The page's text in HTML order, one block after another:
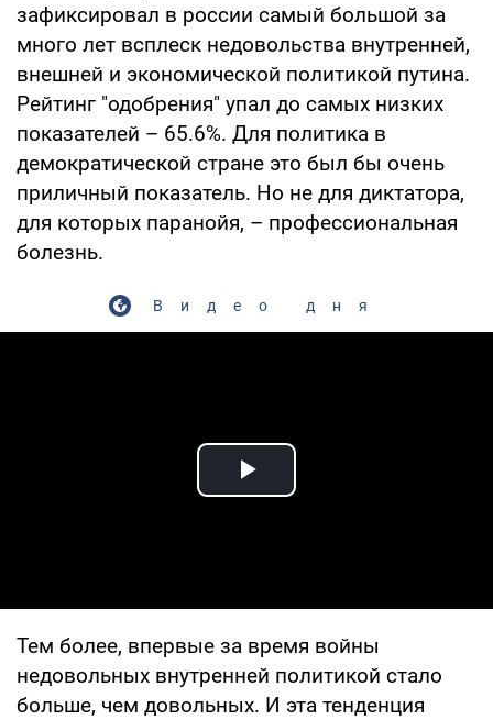
зафиксировал в россии самый большой за
много лет всплеск недовольства внутренней,
внешней и экономической политикой путина.
Рейтинг "одобрения" упал до самых низких
показателей – 65.6%. Для политика в
демократической стране это был бы очень
приличный показатель. Но не для диктатора,
для которых паранойя, – профессиональная
болезнь.
Видео дня
Play Video
Тем более, впервые за время войны
недовольных внутренней политикой стало
больше, чем довольных. И эта тенденция